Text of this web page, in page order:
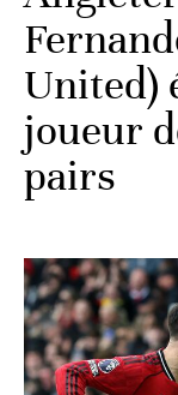
United)
joueur
pairs